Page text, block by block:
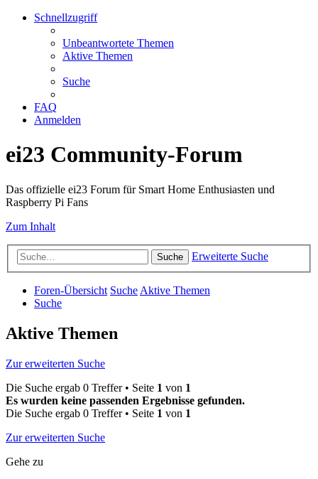
Schnellzugriff
Unbeantwortete Themen
Aktive Themen
Suche
FAQ
Anmelden
ei23 Community-Forum
Das offizielle ei23 Forum für Smart Home Enthusiasten und
Raspberry Pi Fans
Zum Inhalt
Suche Erweiterte Suche
Foren-Übersicht SucheAktive Themen
Suche
Aktive Themen
Zur erweiterten Suche
Die Suche ergab 0 Treffer • Seite 1 von 1
Es wurden keine passenden Ergebnisse gefunden.
Die Suche ergab 0 Treffer • Seite 1 von 1
Zur erweiterten Suche
Gehe zu